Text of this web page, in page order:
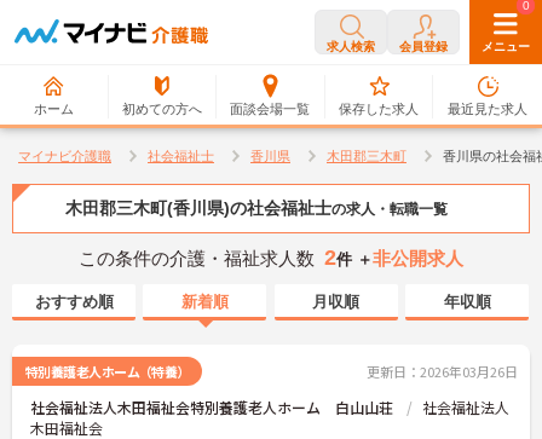
求人検索 会員登録 メニュー
ホーム 初めての方へ 面談会場一覧
0
保存した求人
0
最近見た求人
マイナビ介護職 社会福祉士 香川県 木田郡三木町 香川県の社会福
木田郡三木町(香川県)の社会福祉士の求人・転職一覧
この条件の介護・福祉求人数 2件 ＋非公開求人
おすすめ順 新着順 月収順 年収順
特別養護老人ホーム（特養） 更新日：2026年03月26日
社会福祉法人木田福祉会特別養護老人ホーム 白山山荘
社会福祉法人
木田福祉会